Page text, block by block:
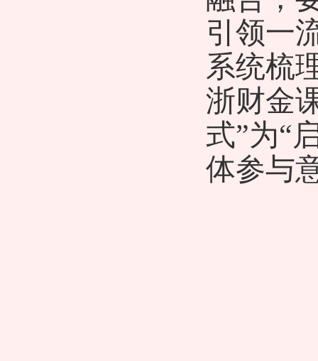
引领一
系统梳
浙财金
式”为“
体参与